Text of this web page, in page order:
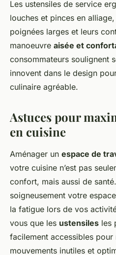
Les ustensiles de service
louches et pinces en
poignées larges et leurs
manoeuvre aisée et
consommateurs soulignent
innovent dans le design
culinaire agréable.
Astuces pour
en cuisine
Aménager un espace de
votre cuisine n’est pas
confort, mais aussi de
soigneusement votre
la fatigue lors de vos
vous que les ustensiles les
facilement accessibles pour
mouvements inutiles et